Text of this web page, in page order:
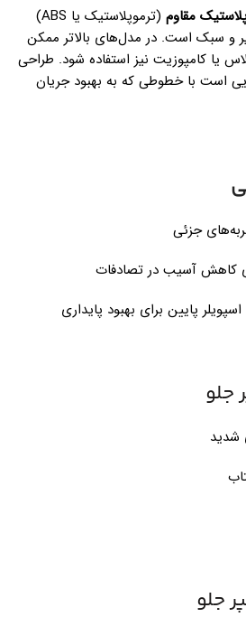
مقاوم
(ترموپلاستیک یا ABS)
و سبک است. در مدل‌های بالاتر ممکن
یا کامپوزیت نیز استفاده شود. طراحی
است با خطوطی که به بهبود جریان
جزئی
کاهش آسیب در تصادفات
پایین برای بهبود پایداری
جلو
شدید
جلو